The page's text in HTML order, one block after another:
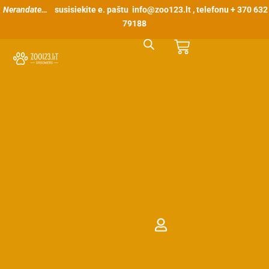
Pereiti
Nerandate… susisiekite e. paštu info@zoo123.lt , telefonu + 370 632
79188
Cart